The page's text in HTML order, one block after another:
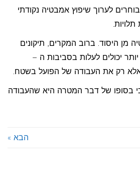
לערוך שיפוץ אמבטיה נקודתי
מן היסוד. ברוב המקרים, תיקונים
יכולים לעלות בסביבות ה –
בסופו של דבר המטרה היא שהעבודה
הבא »